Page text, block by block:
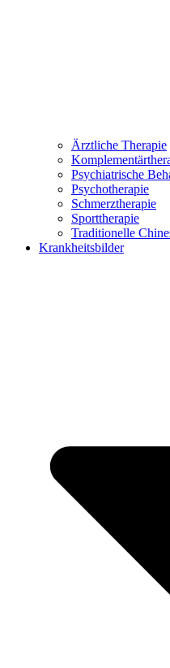
Ärztliche Therapie
Psychiatrische
Psychotherapie
Schmerztherapie
Sporttherapie
Traditionelle
Krankheitsbilder